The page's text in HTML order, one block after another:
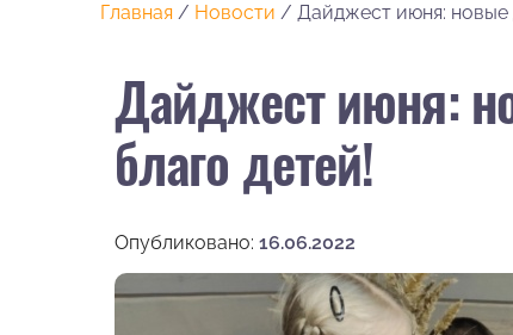
Главная / Новости / Дайджест июня: новые
Дайджест июня:
благо детей!
Опубликовано: 16.06.2022